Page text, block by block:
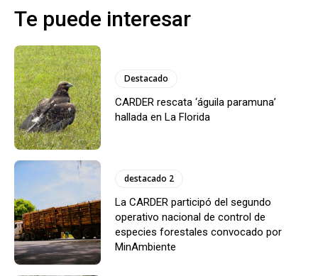
Te puede interesar
Destacado
CARDER rescata ‘águila paramuna’
hallada en La Florida
destacado 2
La CARDER participó del segundo
operativo nacional de control de
especies forestales convocado por
MinAmbiente